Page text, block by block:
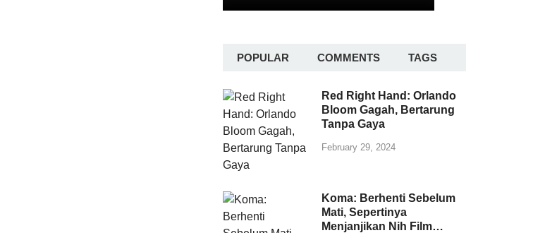
POPULAR COMMENTS TAGS
Red Right Hand: Orlando
Bloom Gagah, Bertarung
Tanpa Gaya
February 29, 2024
Koma: Berhenti Sebelum
Mati, Sepertinya
Menjanjikan Nih Film…